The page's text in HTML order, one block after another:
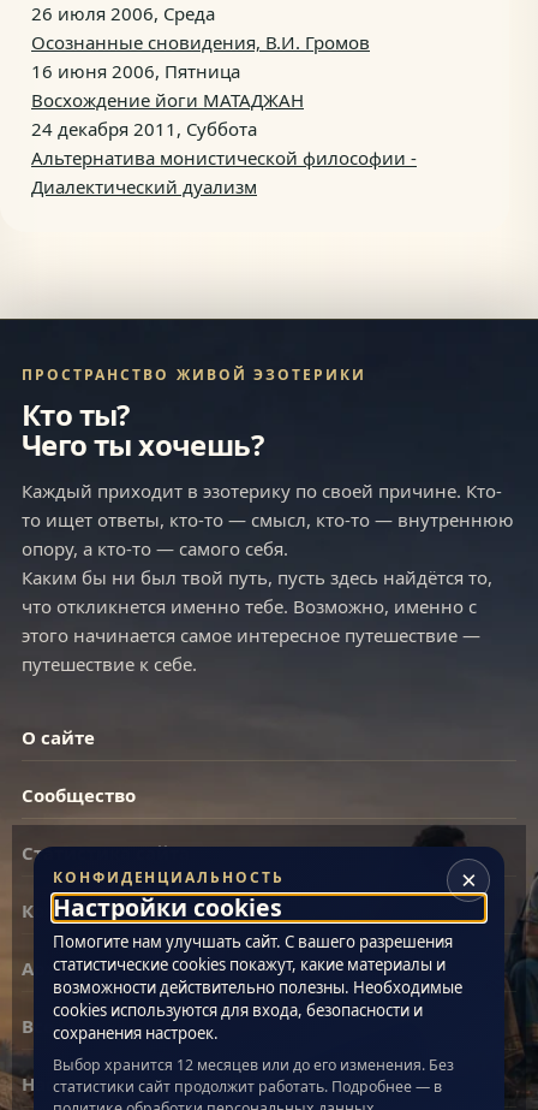
26 июля 2006, Среда
Осознанные сновидения, В.И. Громов
16 июня 2006, Пятница
Восхождение йоги МАТАДЖАН
24 декабря 2011, Суббота
Альтернатива монистической философии -
Диалектический дуализм
ПРОСТРАНСТВО ЖИВОЙ ЭЗОТЕРИКИ
Кто ты?
Чего ты хочешь?
Каждый приходит в эзотерику по своей причине. Кто-
то ищет ответы, кто-то — смысл, кто-то — внутреннюю
опору, а кто-то — самого себя.
Каким бы ни был твой путь, пусть здесь найдётся то,
что откликнется именно тебе. Возможно, именно с
этого начинается самое интересное путешествие —
путешествие к себе.
О сайте
Сообщество
Статистика сайта
Контакты
Архив материалов
Все теги
Настройки cookies
×
КОНФИДЕНЦИАЛЬНОСТЬ
Настройки cookies
Помогите нам улучшать сайт. С вашего разрешения
статистические cookies покажут, какие материалы и
возможности действительно полезны. Необходимые
cookies используются для входа, безопасности и
сохранения настроек.
Выбор хранится 12 месяцев или до его изменения. Без
статистики сайт продолжит работать. Подробнее — в